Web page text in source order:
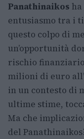
Panathinaikos
entusiasmo tra i
questo colpo di
un’opportunità
rischio
milioni di euro
in un contesto di
ultime stime,
Ma che
del